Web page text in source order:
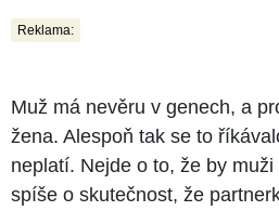
Reklama:
Muž má nevěru v genech, a
žena. Alespoň tak se to
neplatí. Nejde o to, že by
spíše o skutečnost, že